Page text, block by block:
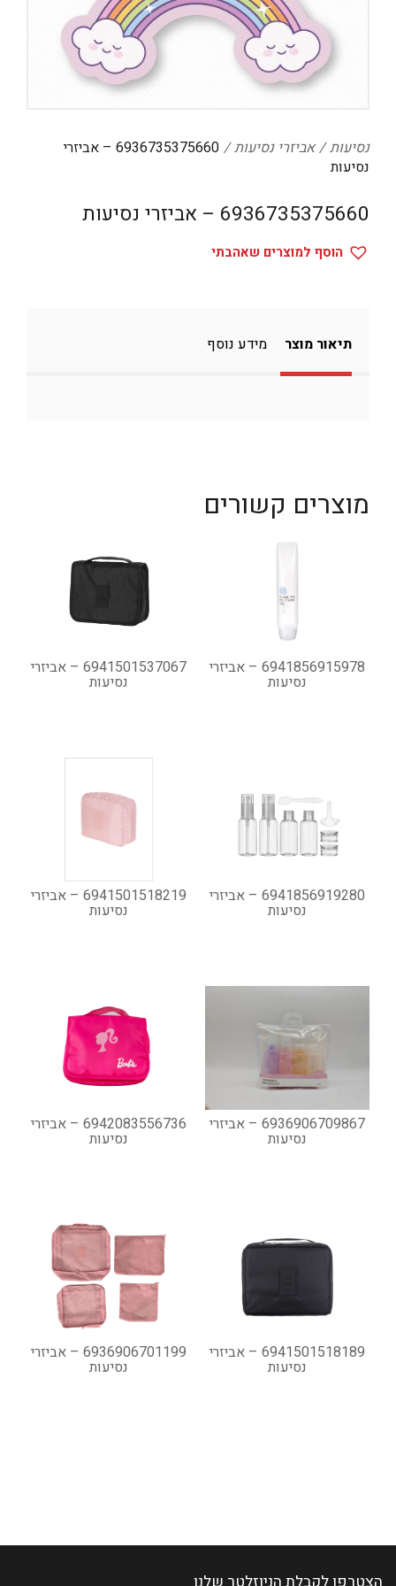
דיגיטל
הום אקססוריז
הלבשה תחתונה
טקסטיל לבית
מסיבות וימי הולדת
משחקים
קוסמטיקה
נסיעות אביזרי נסיעות
6936735375660 – אביזרי
נסיעות
6936735375660 – אביזרי נסיעות
הוסף למוצרים שאהבתי
תיאור מוצר מידע נוסף
מוצרים קשורים
6941856915978 – אביזרי
נסיעות
6941501537067 – אביזרי
נסיעות
6941856919280 – אביזרי
נסיעות
6941501518219 – אביזרי
נסיעות
6936906709867 – אביזרי
נסיעות
6942083556736 – אביזרי
נסיעות
6941501518189 – אביזרי
נסיעות
6936906701199 – אביזרי
נסיעות